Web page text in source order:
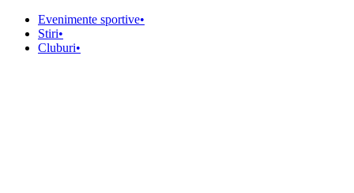
Evenimente sportive•
Stiri•
Cluburi•